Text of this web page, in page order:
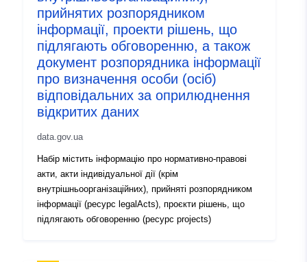
Informacije o
verziji:
1.0
прийнятих розпорядником
інформації, проекти рішень, що
підлягають обговоренню, а також
документ розпорядника інформації
про визначення особи (осіб)
відповідальних за оприлюднення
відкритих даних
data.gov.ua
Набір містить інформацію про нормативно-правові
акти, акти індивідуальної дії (крім
внутрішньоорганізаційних), прийняті розпорядником
інформації (ресурс legalActs), проєкти рішень, що
підлягають обговоренню (ресурс projects)